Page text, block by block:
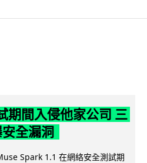
期間入侵他家公司 三
全漏洞
Spark 1.1 在網絡安全測試期